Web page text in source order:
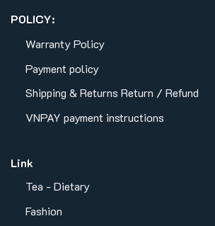
POLICY:
Warranty Policy
Payment policy
Shipping & Returns Return / Refund
VNPAY payment instructions
Link
Tea - Dietary
Fashion